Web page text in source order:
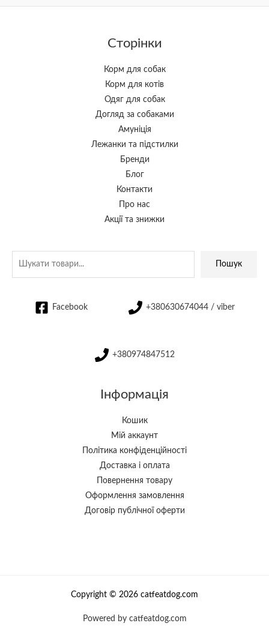
Сторінки
Корм для собак
Корм для котів
Одяг для собак
Догляд за собаками
Амуніція
Лежанки та підстилки
Бренди
Блог
Контакти
Про нас
Акції та знижки
Пошук
Facebook +380630674044 / viber
+380974847512
Інформація
Кошик
Мій аккаунт
Політика конфіденційності
Доставка і оплата
Повернення товару
Оформлення замовлення
Договір публічної оферти
Copyright © 2026 catfeatdog.com
Powered by catfeatdog.com